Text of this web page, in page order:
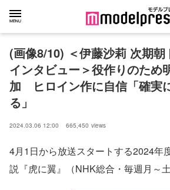
(画像8/10) ＜伊藤沙莉 次期朝
インタビュー＞役作りのため
加 ヒロイン作に自信「確実
る」
2024.03.06 12:00 665,450 views
4月1日から放送スタートする2024年
説『虎に翼』（NHK総合・毎週月～